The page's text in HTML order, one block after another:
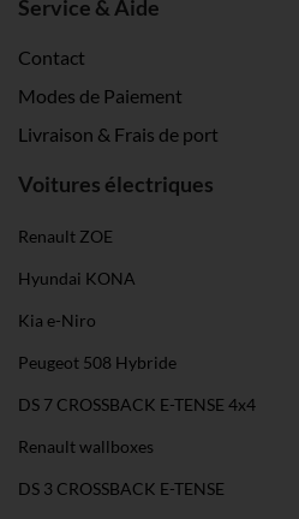
Service & Aide
Contact
Modes de Paiement
Livraison & Frais de port
Voitures électriques
Renault ZOE
Hyundai KONA
Kia e-Niro
Peugeot 508 Hybride
DS 7 CROSSBACK E-TENSE 4x4
Renault wallboxes
DS 3 CROSSBACK E-TENSE